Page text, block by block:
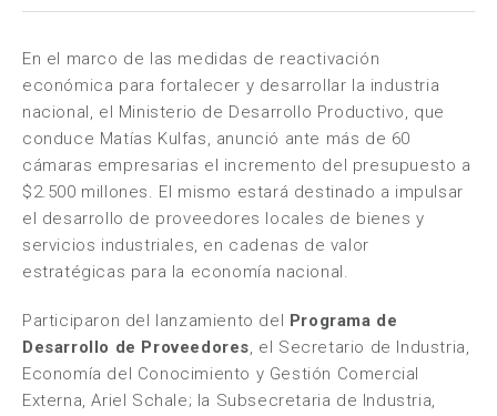
En el marco de las medidas de reactivación
económica para fortalecer y desarrollar la industria
nacional, el Ministerio de Desarrollo Productivo, que
conduce Matías Kulfas, anunció ante más de 60
cámaras empresarias el incremento del presupuesto a
$2.500 millones. El mismo estará destinado a impulsar
el desarrollo de proveedores locales de bienes y
servicios industriales, en cadenas de valor
estratégicas para la economía nacional.
Participaron del lanzamiento del Programa de
Desarrollo de Proveedores, el Secretario de Industria,
Economía del Conocimiento y Gestión Comercial
Externa, Ariel Schale; la Subsecretaria de Industria,